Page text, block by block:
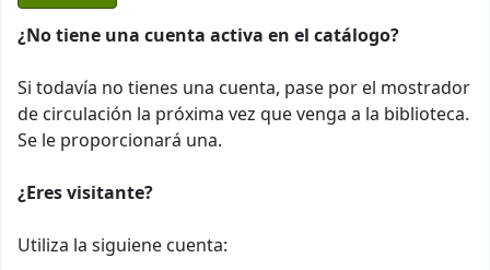
¿No tiene una cuenta activa en el catálogo?
Si todavía no tienes una cuenta, pase por el mostrador
de circulación la próxima vez que venga a la biblioteca.
Se le proporcionará una.
¿Eres visitante?
Utiliza la siguiene cuenta: